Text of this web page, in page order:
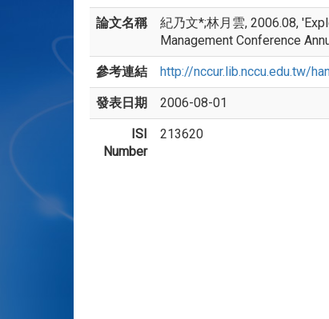
論文名稱
紀乃文*;林月雲, 2006.08,
Management Conference
參考連結 http://nccur.lib.nccu.edu.tw/
發表日期 2006-08-01
ISI
Number
213620